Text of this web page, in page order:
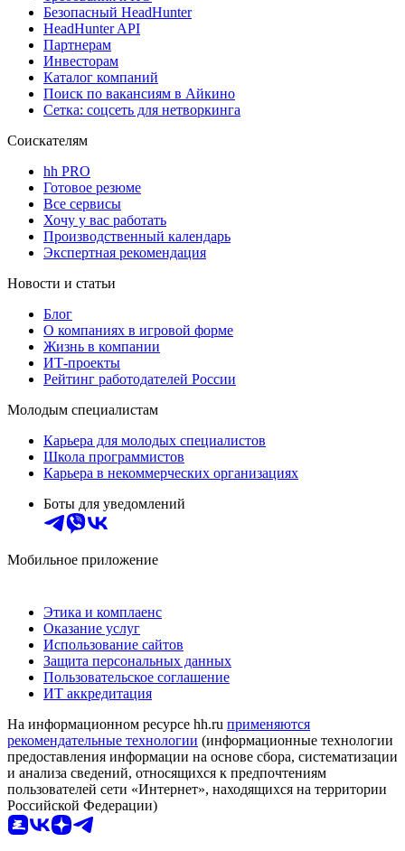
Безопасный HeadHunter
HeadHunter API
Партнерам
Инвесторам
Каталог компаний
Поиск по вакансиям в Айкино
Сетка: соцсеть для нетворкинга
Соискателям
hh PRO
Готовое резюме
Все сервисы
Хочу у вас работать
Производственный календарь
Экспертная рекомендация
Новости и статьи
Блог
О компаниях в игровой форме
Жизнь в компании
ИТ-проекты
Рейтинг работодателей России
Молодым специалистам
Карьера для молодых специалистов
Школа программистов
Карьера в некоммерческих организациях
Боты для уведомлений
Мобильное приложение
Этика и комплаенс
Оказание услуг
Использование сайтов
Защита персональных данных
Пользовательское соглашение
ИТ аккредитация
На информационном ресурсе hh.ru применяются
рекомендательные технологии (информационные технологии
предоставления информации на основе сбора, систематизации
и анализа сведений, относящихся к предпочтениям
пользователей сети «Интернет», находящихся на территории
Российской Федерации)